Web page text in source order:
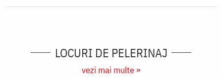
LOCURI DE PELERINAJ
vezi mai multe »